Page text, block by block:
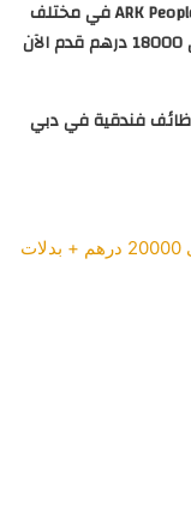
وظائف شركة ARK People Solutions في مختلف
فندقية في دبي